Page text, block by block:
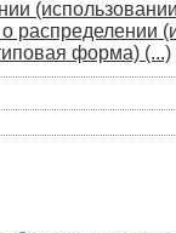
распределении
форма) (...)